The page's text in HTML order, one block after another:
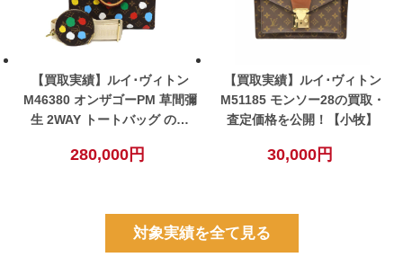
【買取実績】ルイ･ヴィトン
M46380 オンザゴーPM 草間彌
生 2WAY トートバッグ の買
牧】
280,000円
【買取実績】ルイ･ヴィトン
M51185 モンソー28の買取・
査定価格を公開！【小牧】
30,000円
対象実績を全て見る